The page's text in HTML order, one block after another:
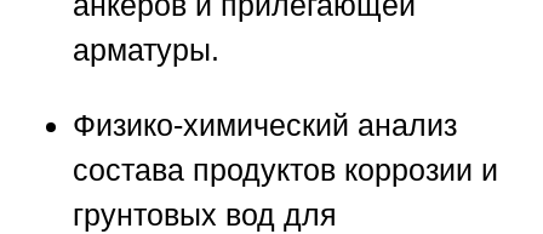
арматуры.
Физико-химический анализ
состава продуктов коррозии и
грунтовых вод для